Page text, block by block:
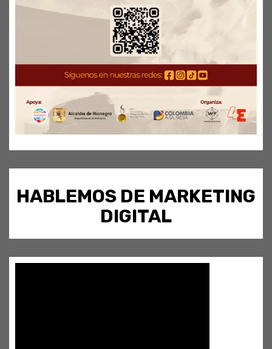
HABLEMOS DE MARKETING
DIGITAL